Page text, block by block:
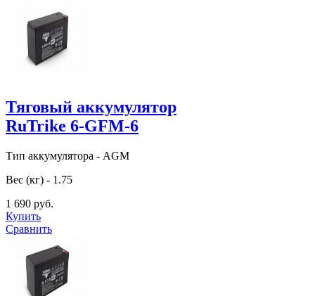
Тяговый аккумулятор
RuTrike 6-GFM-6
Тип аккумулятора - AGM
Вес (кг) - 1.75
1 690 руб.
Купить
Сравнить